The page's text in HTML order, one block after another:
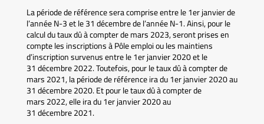
La période de référence sera comprise entre le 1er janvier de
l’année N-3 et le 31 décembre de l’année N-1. Ainsi, pour le
calcul du taux dû à compter de mars 2023, seront prises en
compte les inscriptions à Pôle emploi ou les maintiens
d’inscription survenus entre le 1er janvier 2020 et le
31 décembre 2022. Toutefois, pour le taux dû à compter de
mars 2021, la période de référence ira du 1er janvier 2020 au
31 décembre 2020. Et pour le taux dû à compter de
mars 2022, elle ira du 1er janvier 2020 au
31 décembre 2021.